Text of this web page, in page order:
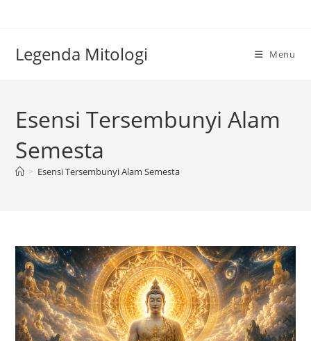
Legenda Mitologi Menu
Esensi Tersembunyi Alam
Semesta
> Esensi Tersembunyi Alam Semesta